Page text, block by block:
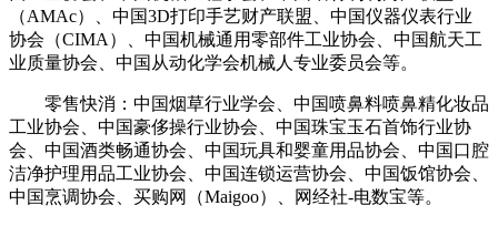
（AMAc）、中国3D打印手艺财产联盟、中国仪器仪表行业
协会（CIMA）、中国机械通用零部件工业协会、中国航天工
业质量协会、中国从动化学会机械人专业委员会等。
零售快消：中国烟草行业学会、中国喷鼻料喷鼻精化妆品
工业协会、中国豪侈操行业协会、中国珠宝玉石首饰行业协
会、中国酒类畅通协会、中国玩具和婴童用品协会、中国口腔
洁净护理用品工业协会、中国连锁运营协会、中国饭馆协会、
中国烹调协会、买购网（Maigoo）、网经社-电数宝等。